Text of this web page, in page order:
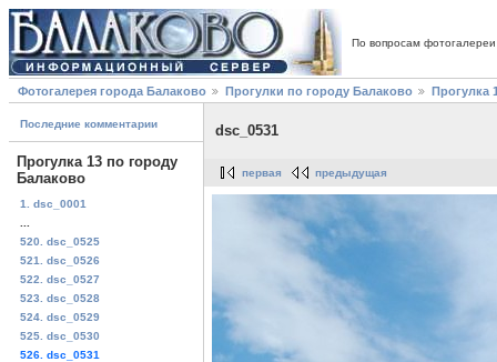
По вопросам
Фотогалерея города Балаково Прогулки по городу Балаково Прогулка
Последние комментарии
Прогулка 13 по городу
Балаково
1. dsc_0001
520. dsc_0525
521. dsc_0526
522. dsc_0527
523. dsc_0528
524. dsc_0529
525. dsc_0530
526. dsc_0531
dsc_0531
первая предыдущая